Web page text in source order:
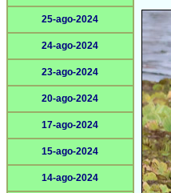
25-ago-2024
24-ago-2024
23-ago-2024
20-ago-2024
17-ago-2024
15-ago-2024
14-ago-2024